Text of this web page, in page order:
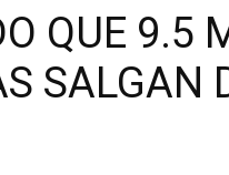
QUE 9.5
SALGAN